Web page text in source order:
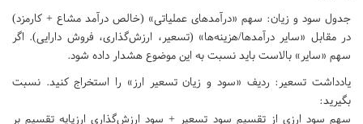
جدول سود و زیان: سهم «درآمدهای عملیاتی» (خالص درآمد مشاع + کارمزد)
در مقابل «سایر درآمدها/هزینه‌ها» (تسعیر، ارزش‌گذاری، فروش دارایی). اگر
سهم «سایر» بالاست باید نسبت به این موضوع هشدار داده شود.
یادداشت تسعیر: ردیف «سود و زیان تسعیر ارز» را استخراج کنید. نسبت
بگیرید:
سهم سود ارزی از تقسیم سود تسعیر + سود ارزش‌گذاری ارزپایه تقسیم بر